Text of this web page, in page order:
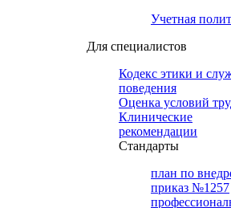
Учетная
Для специалистов
Кодекс этики и
поведения
Оценка условий
Клинические
рекомендации
Cтандарты
план по
приказ №1257